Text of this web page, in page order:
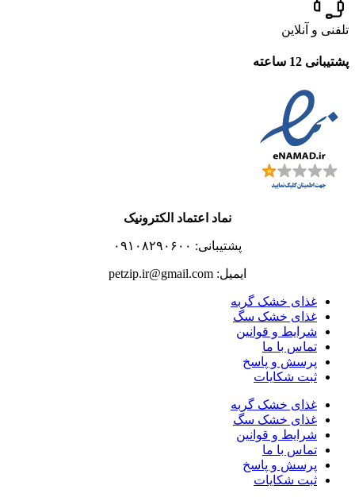
تلفنی و آنلاین
پشتیبانی 12 ساعته
نماد اعتماد الکترونیک
پشتیبانی: ۰۹۱۰۸۲۹۰۶۰۰
ایمیل: petzip.ir@gmail.com
غذای خشک گربه
غذای خشک سگ
شرایط و قوانین
تماس با ما
پرسش و پاسخ
ثبت شکایات
غذای خشک گربه
غذای خشک سگ
شرایط و قوانین
تماس با ما
پرسش و پاسخ
ثبت شکایات